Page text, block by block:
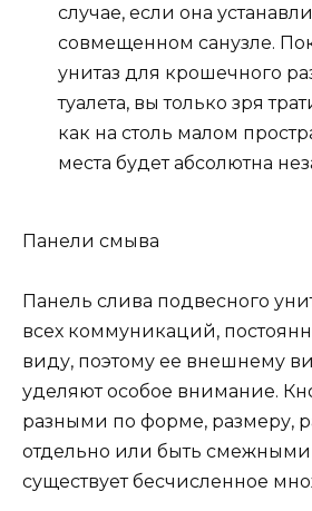
случае, если она
совмещенном санузле.
унитаз для крошечного
туалета, вы только зря
как на столь малом
места будет абсолютна
Панели смыва
Панель слива подвесного
всех коммуникаций,
виду, поэтому ее внешнему
уделяют особое внимание.
разными по форме, размеру,
отдельно или быть смежными
существует бесчисленное